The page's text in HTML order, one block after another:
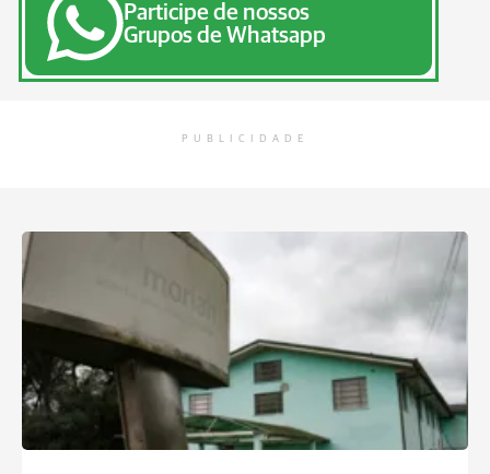
Participe de nossos
Grupos de Whatsapp
PUBLICIDADE